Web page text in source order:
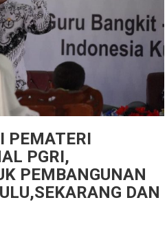
PEMATERI
PGRI,
PEMBANGUNAN
DAN